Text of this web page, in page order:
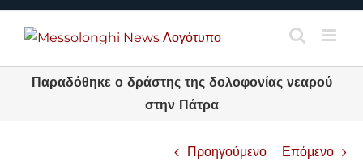
Παραδόθηκε ο δράστης της δολοφονίας νεαρού
στην Πάτρα
Προηγούμενο Επόμενο